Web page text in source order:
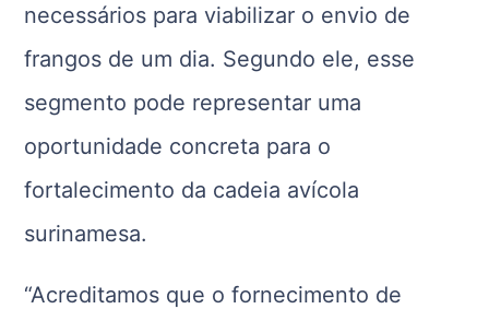
necessários para viabilizar o envio de
frangos de um dia. Segundo ele, esse
segmento pode representar uma
oportunidade concreta para o
fortalecimento da cadeia avícola
surinamesa.
“Acreditamos que o fornecimento de